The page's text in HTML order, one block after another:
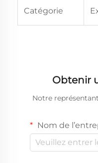
Catégorie
Obtenir
Notre
Nom de